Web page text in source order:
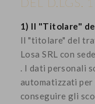
1) Il "Titolare"
Il "titolare" del
Losa SRL con
. I dati personali
automatizzati
conseguire gli